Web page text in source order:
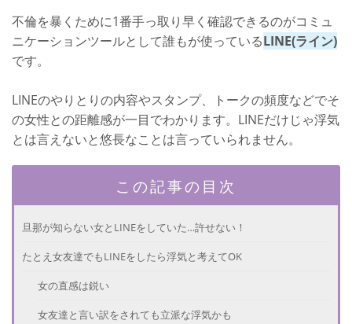
不倫を暴くために1番手っ取り早く確認できるのがコミュ
ニケーションツールとして誰もが使っているLINE(ライン)
です。
LINEのやりとりの内容やスタンプ、トークの頻度などでそ
の女性との距離感が一目でわかります。LINEだけじゃ浮気
とは言えないと悠長なことは言っていられません。
この記事の目次
旦那が知らない女とLINEをしていた…許せない！
たとえ女友達でもLINEをしたら浮気と考えてOK
女の直感は鋭い
女友達と言い訳をされても立派な浮気かも